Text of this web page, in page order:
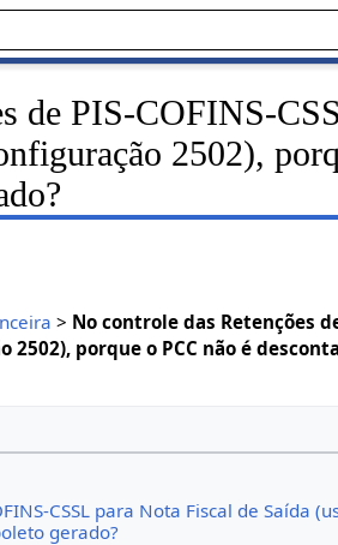
de PIS-COFINS-
2502),
> No controle das Retenções
2502), porque o PCC não é
CSSL para Nota Fiscal de Saída
gerado?